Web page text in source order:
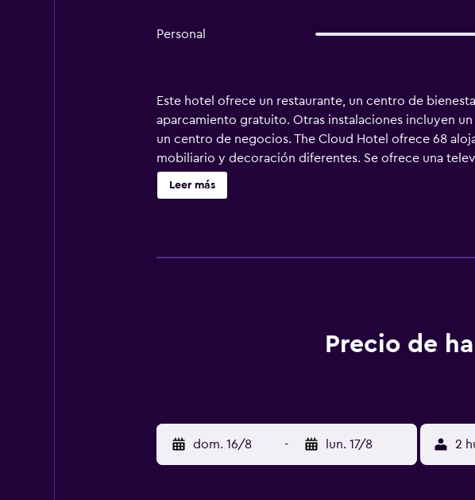
Personal
Este hotel ofrece un restaurante, un centro de
aparcamiento gratuito. Otras instalaciones incluyen
un centro de negocios. The Cloud Hotel ofrece 68
mobiliario y decoración diferentes. Se ofrece una
pueden utilizar los siguientes servicios disponibles
con cabezal de ducha tipo lluvia, zapatillas, bidé y
Leer más
Precio de
dom. 16/8 - lun. 17/8 2